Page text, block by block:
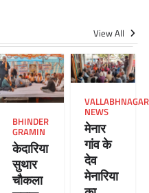
View All
BHINDER
GRAMIN
केदारिया
सुथार
चौकला
VALLABHNAGAR
NEWS
मेनार
गांव के
देव
मेनारिया